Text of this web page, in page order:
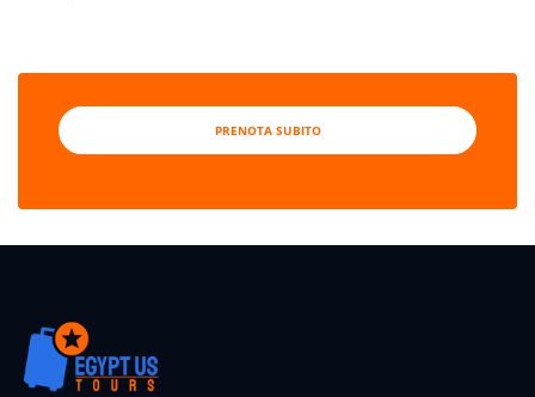
PRENOTA SUBITO